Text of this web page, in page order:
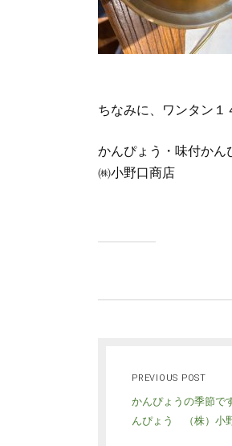
ちなみに、ワンタン１
かんぴょう・味付かん
㈱小野口商店
PREVIOUS POST
かんぴょうの季節
んぴょう （株）小